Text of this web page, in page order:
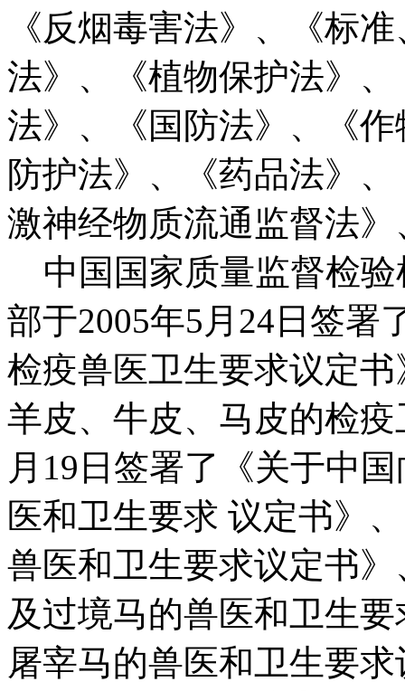
《反烟毒害法》、《标
法》、《植物保护法》
法》、《国防法》、《
防护法》、《药品法》
激神经物质流通监督法
中国国家质量监督检验
部于2005年5月24日签署
检疫兽医卫生要求议定
羊皮、牛皮、马皮的检
月19日签署了《关于中
医和卫生要求 议定书》
兽医和卫生要求议定书
及过境马的兽医和卫生
屠宰马的兽医和卫生要